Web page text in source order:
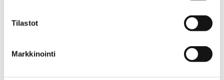
Tilastot
Markkinointi